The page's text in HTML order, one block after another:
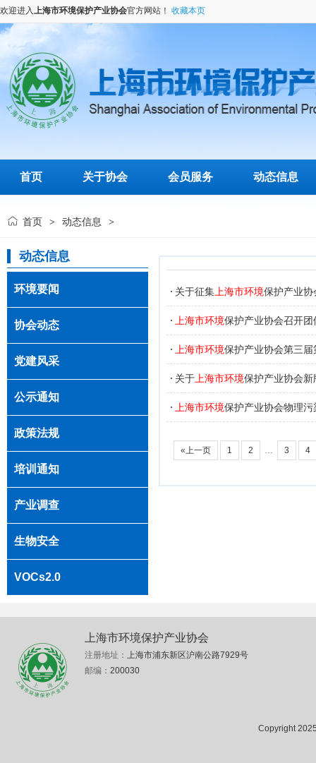
欢迎进入上海市环境保护产业协会官方网站！ 收藏本页
首页 关于协会 会员服务 动态信息
首页 > 动态信息 >
动态信息
环境要闻
协会动态
党建风采
公示通知
政策法规
培训通知
产业调查
生物安全
VOCs2.0
关于征集 上海市环境保护产业协
上海市环境保护产业协会召开
上海市环境保护产业协会第三
关于 上海市环境保护产业协会
上海市环境保护产业协会物理
«上一页 1 2 … 3 4
上海市环境保护产业协会
注册地址： 上海市浦东新区沪南公路7929号
邮编： 200030
Copyright